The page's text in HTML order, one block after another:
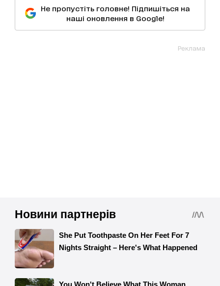
Не пропустіть головне! Підпишіться на
наші оновлення в Google!
Реклама